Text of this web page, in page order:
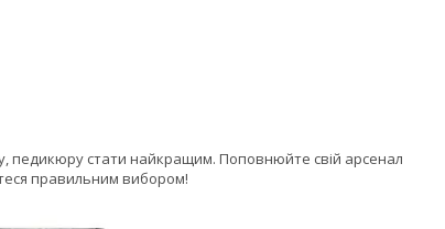
педикюру стати найкращим. Поповнюйте свій арсенал
правильним вибором!